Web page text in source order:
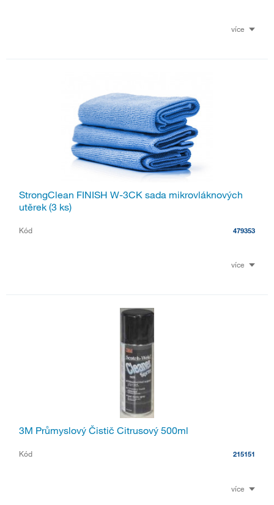
více
StrongClean FINISH W-3CK sada mikrovláknových
utěrek (3 ks)
Kód 479353
více
3M Průmyslový Čistič Citrusový 500ml
Kód 215151
více